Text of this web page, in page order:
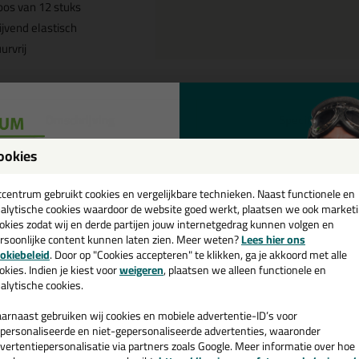
van 12 stuks
elastisch
Specificaties
it Silicon 218 doos /12
in RAL 6018
de Seal-it Silicon 218 doos /12 kokers in RAL, NCS of Sikkens
je meer weten over de toepassing en kenmerken van dit product?
gebruikt cookies en vergelijkbare technieken. Naast functionele en
cookies waardoor de website goed werkt, plaatsen we ook
zodat wij en derde partijen jouw internetgedrag kunnen volgen en
content kunnen laten zien. Meer weten?Lees hier ons
. Door op "Cookies accepteren" te klikken, ga je akkoord met alle
Indien je kiest voorweigeren, plaatsen we alleen functionele en
cookies.
gebruiken wij cookies en mobiele advertentie-ID’s voor
en niet-gepersonaliseerde advertenties, waaronder
via partners zoals Google. Meer informatie over hoe
💚
en ontvang een
€35,-bij je eerste bestelling!